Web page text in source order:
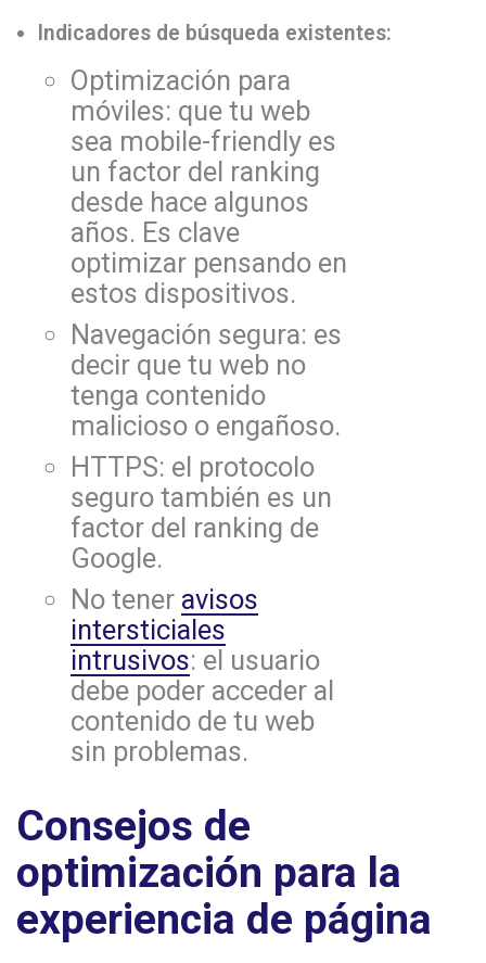
Indicadores de búsqueda existentes:
Optimización para
móviles: que tu web
sea mobile-friendly es
un factor del ranking
desde hace algunos
años. Es clave
optimizar pensando en
estos dispositivos.
Navegación segura: es
decir que tu web no
tenga contenido
malicioso o engañoso.
HTTPS: el protocolo
seguro también es un
factor del ranking de
Google.
No tener avisos
intersticiales
intrusivos: el usuario
debe poder acceder al
contenido de tu web
sin problemas.
Consejos de
optimización para la
experiencia de página